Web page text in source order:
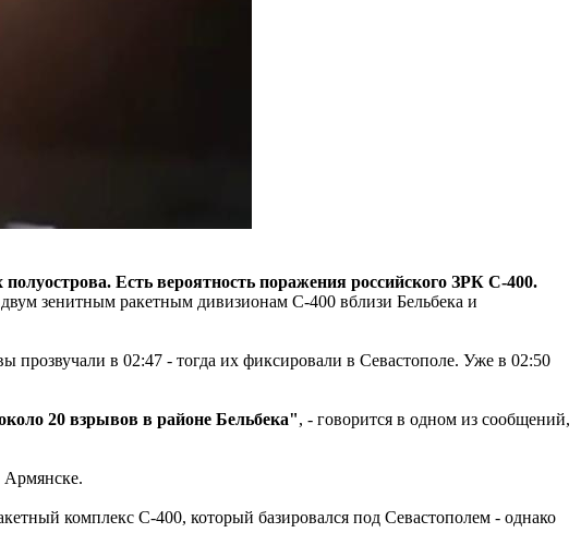
Есть вероятность поражения российского ЗРК С-400.
зенитным ракетным дивизионам С-400 вблизи Бельбека и
в 02:47 - тогда их фиксировали в Севастополе. Уже в 02:50
20 взрывов в районе Бельбека", - говорится в одном из сообщений,
Армянске.
комплекс С-400, который базировался под Севастополем - однако